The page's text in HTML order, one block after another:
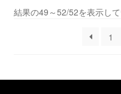
結果の49～52/52を表示し
1